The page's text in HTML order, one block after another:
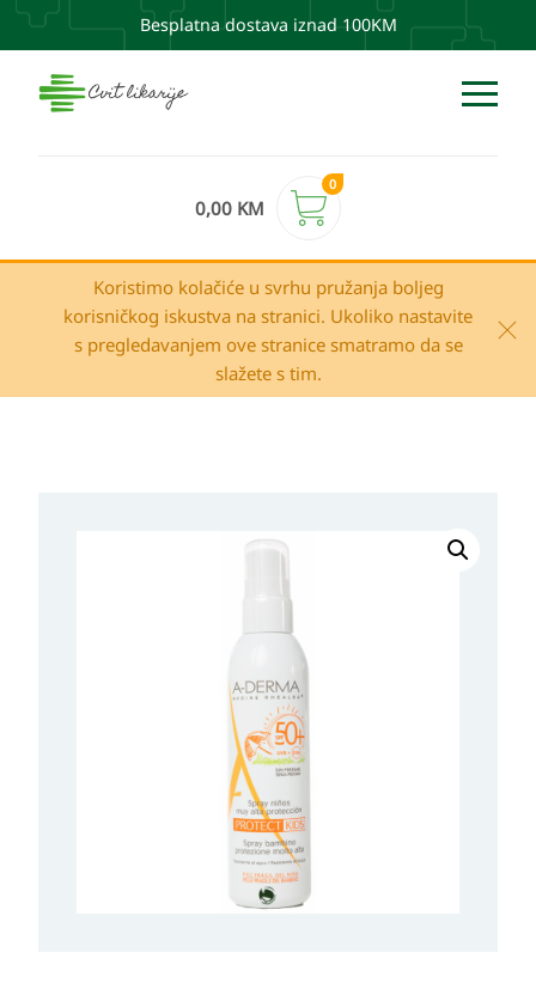
Besplatna dostava iznad 100KM
0,00 KM
0
Koristimo kolačiće u svrhu pružanja boljeg
korisničkog iskustva na stranici. Ukoliko nastavite
s pregledavanjem ove stranice smatramo da se
slažete s tim.